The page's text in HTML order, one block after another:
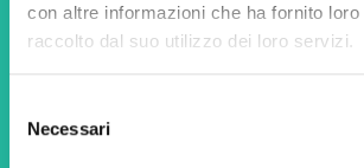
con altre informazioni che ha fornito loro
raccolto dal suo utilizzo dei loro servizi.
delNecessari
Non perderti i
eventi! Iscriviti alla
newsletter di GO!